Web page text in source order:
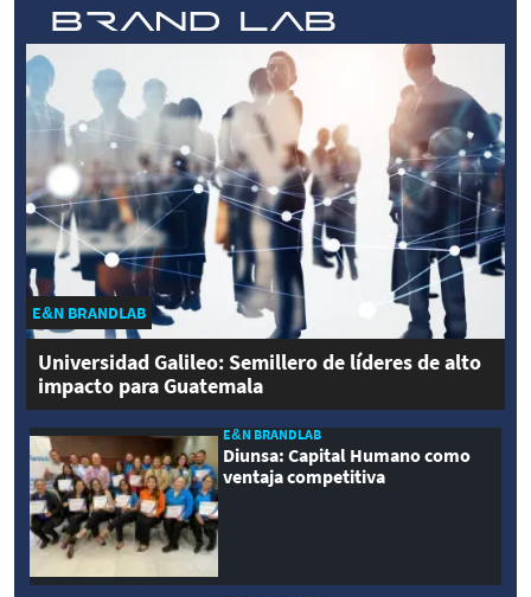
E&N BRANDLAB
Universidad Galileo: Semillero de líderes de alto
impacto para Guatemala
E&N BRANDLAB
Diunsa: Capital Humano como
ventaja competitiva